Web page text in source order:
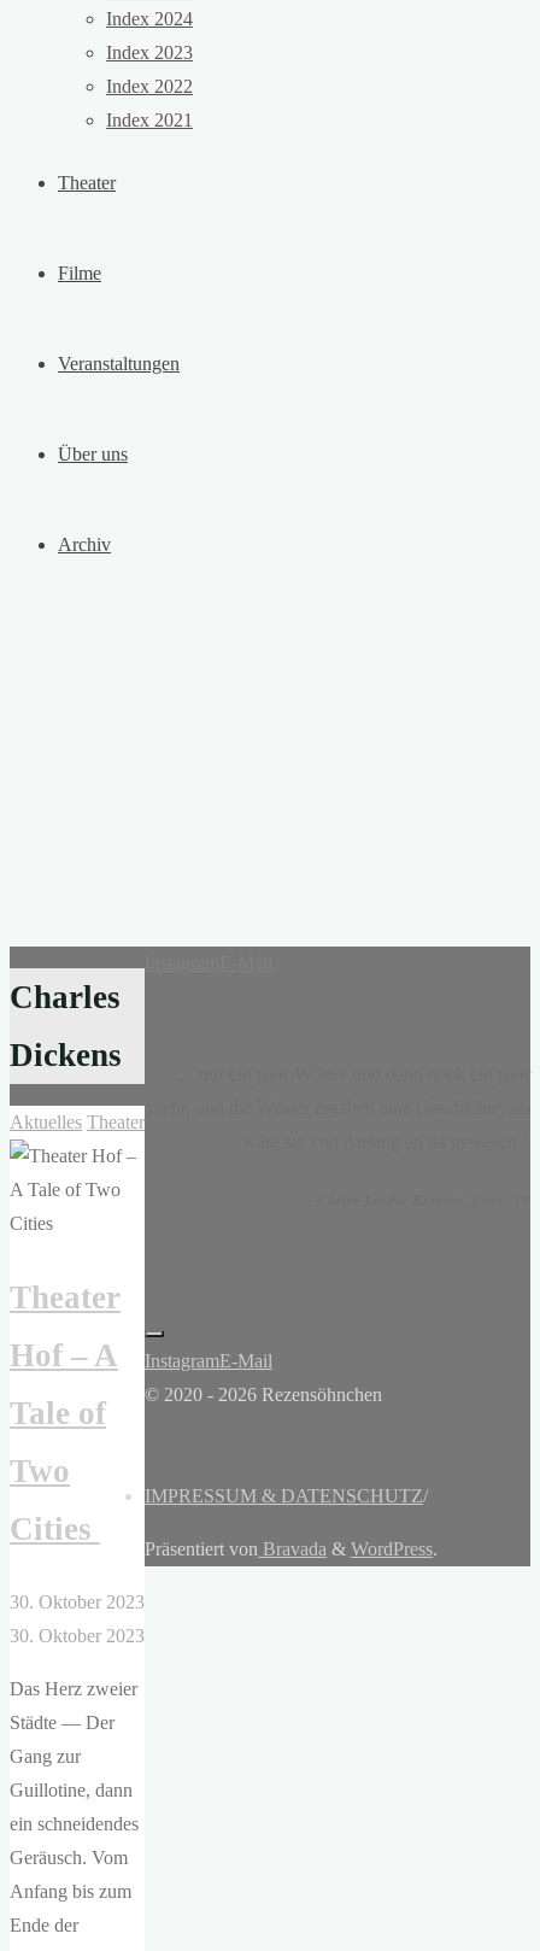
Index 2024
Index 2023
Index 2022
Index 2021
Theater
Filme
Veranstaltungen
Über uns
Archiv
Charles
Dickens
Aktuelles Theater
Theater
Hof – A
Tale of
Two
Cities
30. Oktober 2023
30. Oktober 2023
Das Herz zweier
Städte — Der
Gang zur
Guillotine, dann
ein schneidendes
Geräusch. Vom
Anfang bis zum
Ende der
InstagramE-Mail
© 2020 - 2026 Rezensöhnchen
IMPRESSUM & DATENSCHUTZ/
Präsentiert von Bravada & WordPress.